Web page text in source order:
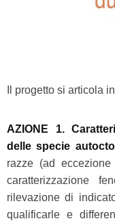
Il progetto si articola
AZIONE 1.
delle specie
razze (ad
caratterizzazione
rilevazione di
qualificarle e